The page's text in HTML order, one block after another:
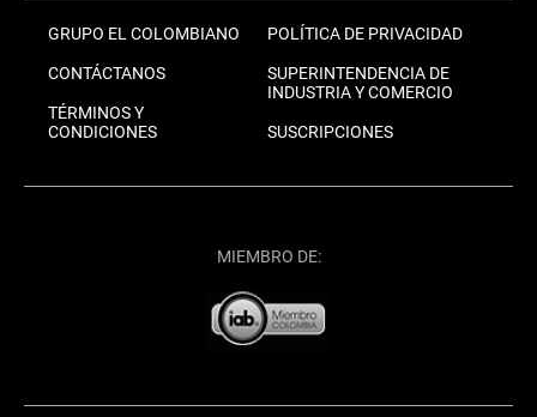
GRUPO EL COLOMBIANO
CONTÁCTANOS
TÉRMINOS Y
CONDICIONES
POLÍTICA DE PRIVACIDAD
SUPERINTENDENCIA DE
INDUSTRIA Y COMERCIO
SUSCRIPCIONES
MIEMBRO DE: